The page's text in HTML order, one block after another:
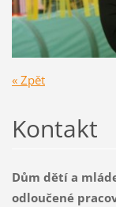
« Zpět
Kontakt
Dům dětí a
odloučené